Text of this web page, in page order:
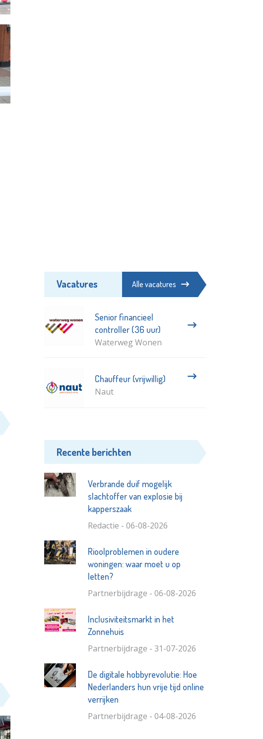
Vacatures Alle vacatures
Senior financieel
controller (36 uur)
Waterweg Wonen
Chauffeur (vrijwillig)
Naut
Recente berichten
Verbrande duif mogelijk
slachtoffer van explosie bij
kapperszaak
Redactie - 06-08-2026
Rioolproblemen in oudere
woningen: waar moet u op
letten?
Partnerbijdrage - 06-08-2026
Inclusiviteitsmarkt in het
Zonnehuis
Partnerbijdrage - 31-07-2026
De digitale hobbyrevolutie: Hoe
Nederlanders hun vrije tijd online
verrijken
Partnerbijdrage - 04-08-2026